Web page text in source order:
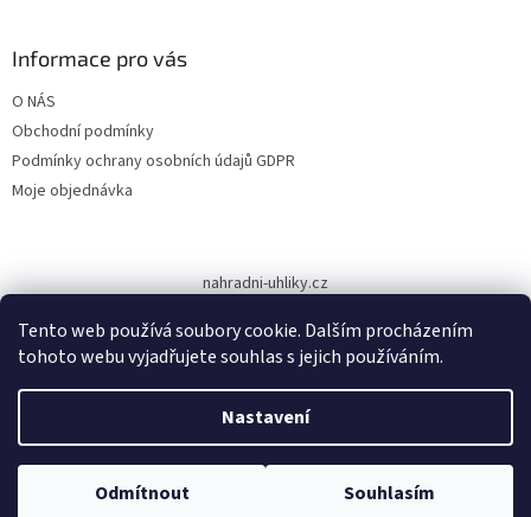
Tento web používá soubory cookie. Dalším procházením
tohoto webu vyjadřujete souhlas s jejich používáním.
Nastavení
Odmítnout Souhlasím
Informace pro vás
O NÁS
Obchodní podmínky
Podmínky ochrany osobních údajů GDPR
Moje objednávka
nahradni-uhliky.cz
Copyright 2026www.dodilny.cz. Všechna práva vyhrazena.Upravit